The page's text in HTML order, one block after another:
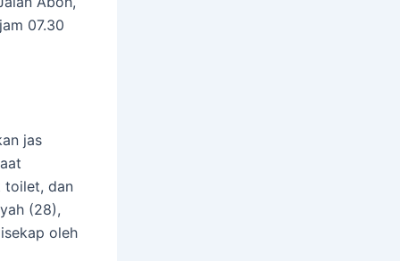
07.30
jas
toilet, dan
(28),
oleh